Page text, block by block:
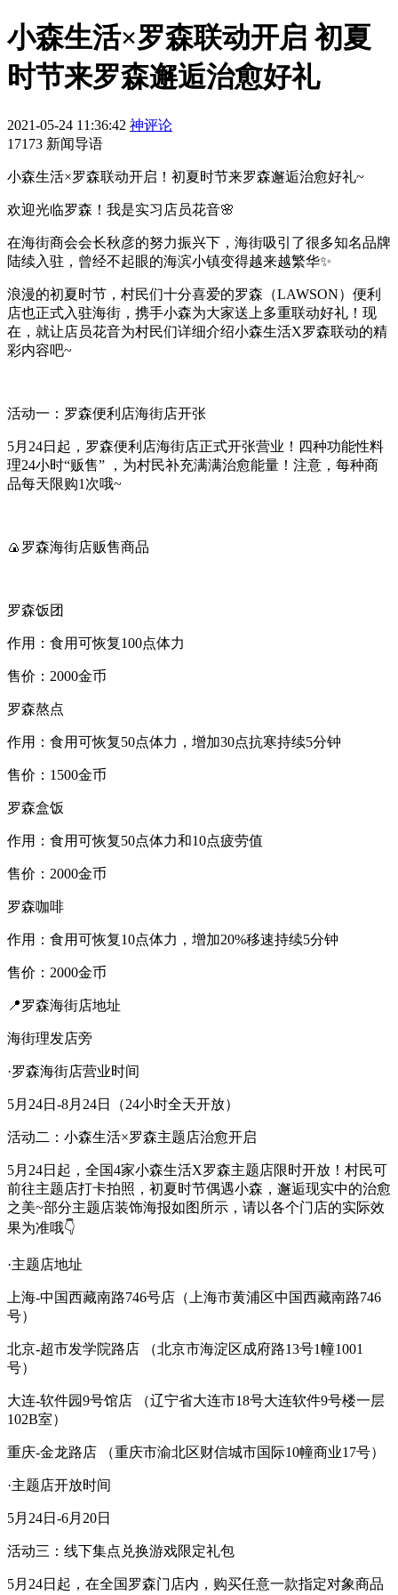
小森生活×罗森联动开启 初夏
时节来罗森邂逅治愈好礼
2021-05-24 11:36:42 神评论
17173 新闻导语
小森生活×罗森联动开启！初夏时节来罗森邂逅治愈好礼~
欢迎光临罗森！我是实习店员花音🌸
在海街商会会长秋彦的努力振兴下，海街吸引了很多知名品牌
陆续入驻，曾经不起眼的海滨小镇变得越来越繁华✨
浪漫的初夏时节，村民们十分喜爱的罗森（LAWSON）便利
店也正式入驻海街，携手小森为大家送上多重联动好礼！现
在，就让店员花音为村民们详细介绍小森生活X罗森联动的精
彩内容吧~
活动一：罗森便利店海街店开张
5月24日起，罗森便利店海街店正式开张营业！四种功能性料
理24小时“贩售” ，为村民补充满满治愈能量！注意，每种商
品每天限购1次哦~
🍙罗森海街店贩售商品
罗森饭团
作用：食用可恢复100点体力
售价：2000金币
罗森熬点
作用：食用可恢复50点体力，增加30点抗寒持续5分钟
售价：1500金币
罗森盒饭
作用：食用可恢复50点体力和10点疲劳值
售价：2000金币
罗森咖啡
作用：食用可恢复10点体力，增加20%移速持续5分钟
售价：2000金币
📍罗森海街店地址
海街理发店旁
·罗森海街店营业时间
5月24日-8月24日（24小时全天开放）
活动二：小森生活×罗森主题店治愈开启
5月24日起，全国4家小森生活X罗森主题店限时开放！村民可
前往主题店打卡拍照，初夏时节偶遇小森，邂逅现实中的治愈
之美~部分主题店装饰海报如图所示，请以各个门店的实际效
果为准哦👇
·主题店地址
上海-中国西藏南路746号店（上海市黄浦区中国西藏南路746
号）
北京-超市发学院路店
（北京市海淀区成府路13号1幢1001
号）
大连-软件园9号馆店
（辽宁省大连市18号大连软件9号楼一层
102B室）
重庆-金龙路店 （重庆市渝北区财信城市国际10幢商业17号）
·主题店开放时间
5月24日-6月20日
活动三：线下集点兑换游戏限定礼包
5月24日起，在全国罗森门店内，购买任意一款指定对象商品